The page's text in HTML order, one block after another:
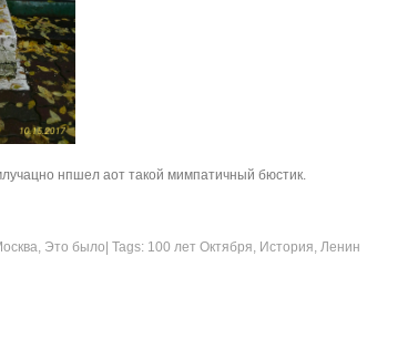
нпшел аот такой мимпатичный бюстик.
, Это было | Tags: 100 лет Октября, История, Ленин